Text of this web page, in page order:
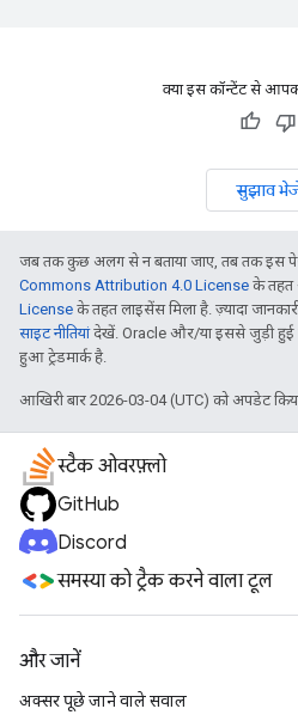
क्या इस कॉन्टेंट से
सुझाव
जब तक कुछ अलग से न बताया जाए, तब तक इस पेज
Commons Attribution 4.0 License के तहत
License के तहत लाइसेंस मिला है. ज़्यादा
साइट नीतियांदेखें. Oracle और/या इससे जुड़ी हुई
हुआ ट्रेडमार्क है.
आखिरी बार 2026-03-04 (UTC) को अपडेट
स्टैक ओवरफ़्लो
GitHub
Discord
समस्या को ट्रैक करने वाला टूल
और जानें
अक्सर पूछे जाने वाले सवाल